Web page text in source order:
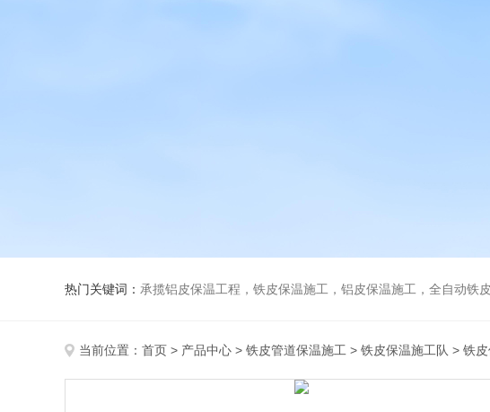
热门关键词： 承揽铝皮保温工程，铁皮保温施工，铝皮保温施工，全自动铁
当前位置： 首页 > 产品中心 > 铁皮管道保温施工 > 铁皮保温施工队 > 铁